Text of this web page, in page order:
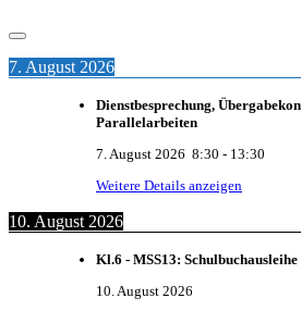
7. August 2026
Dienstbesprechung,
Parallelarbeiten
7. August 2026 8:30 - 13:30
Weitere Details anzeigen
10. August 2026
Kl.6 - MSS13: Schulbuchausleihe
10. August 2026